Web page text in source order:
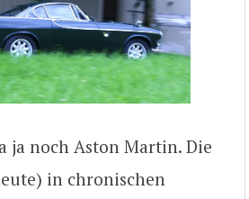
ja noch Aston Martin. Die
in chronischen